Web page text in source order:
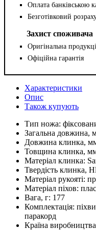
Оплата банківською
Безготівковий
Захист споживача
Оригінальна
Офіційна гарантія
Характеристики
Опис
Також купують
Тип ножа:
Загальна довжина,
Довжина клинка,
Товщина клинка,
Матеріал клинка:
Твердість клинка,
Матеріал рукояті:
Матеріал піхов:
Вага, г: 177
Комплектація:
паракорд
Країна